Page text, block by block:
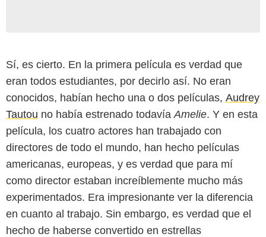
Sí, es cierto. En la primera película es verdad que
eran todos estudiantes, por decirlo así. No eran
conocidos, habían hecho una o dos películas, Audrey
Tautou no había estrenado todavía Amelie. Y en esta
película, los cuatro actores han trabajado con
directores de todo el mundo, han hecho películas
americanas, europeas, y es verdad que para mí
como director estaban increíblemente mucho más
experimentados. Era impresionante ver la diferencia
en cuanto al trabajo. Sin embargo, es verdad que el
hecho de haberse convertido en estrellas